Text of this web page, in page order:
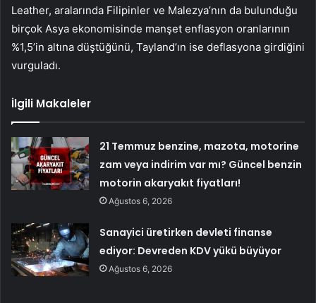
Leather, aralarında Filipinler ve Malezya’nın da bulunduğu
birçok Asya ekonomisinde manşet enflasyon oranlarının
%1,5’in altına düştüğünü, Tayland’ın ise deflasyona girdiğini
vurguladı.
İlgili Makaleler
21 Temmuz benzine, mazota, motorine
zam veya indirim var mı? Güncel benzin
motorin akaryakıt fiyatları!
Ağustos 6, 2026
Sanayici üretirken devleti finanse
ediyor: Devreden KDV yükü büyüyor
Ağustos 6, 2026